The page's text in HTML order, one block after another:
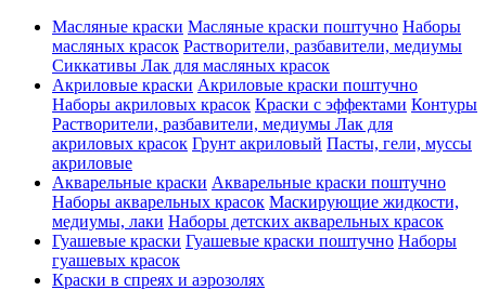
Масляные краски Масляные краски поштучно Наборы
масляных красок Растворители, разбавители, медиумы
Сиккативы Лак для масляных красок
Акриловые краски Акриловые краски поштучно
Наборы акриловых красок Краски с эффектами Контуры
Растворители, разбавители, медиумы Лак для
акриловых красок Грунт акриловый Пасты, гели, муссы
акриловые
Акварельные краски Акварельные краски поштучно
Наборы акварельных красок Маскирующие жидкости,
медиумы, лаки Наборы детских акварельных красок
Гуашевые краски Гуашевые краски поштучно Наборы
гуашевых красок
Краски в спреях и аэрозолях